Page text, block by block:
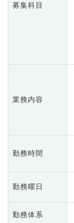
募集科目
業務内容
勤務時間
勤務曜日
勤務体系